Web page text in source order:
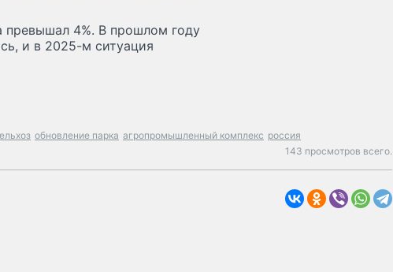
превышал 4%. В прошлом году
и в 2025-м ситуация
обновление парка агропромышленный комплекс россия
143 просмотров всего.